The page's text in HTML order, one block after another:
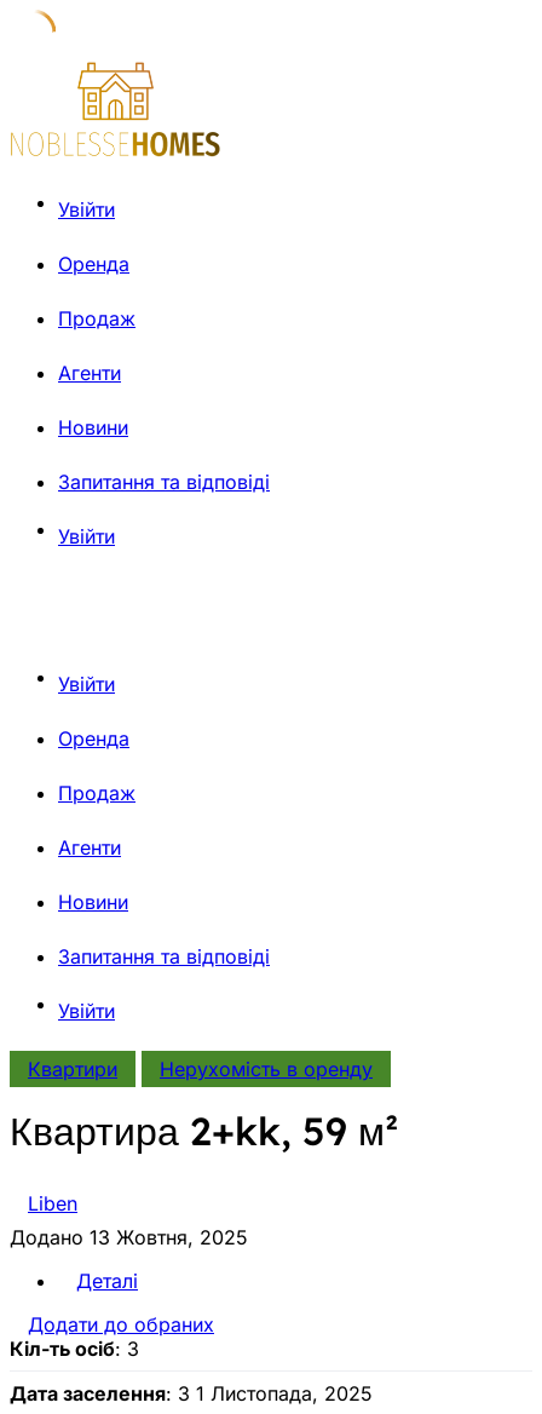
Увійти
Оренда
Продаж
Агенти
Новини
Запитання та відповіді
Увійти
Увійти
Оренда
Продаж
Агенти
Новини
Запитання та відповіді
Увійти
Квартири Нерухомiсть в оренду
Квартира 2+kk, 59 м²
Liben
Додано 13 Жовтня, 2025
Деталі
Додати до обраних
Кіл-ть осіб: 3
Дата заселення: З 1 Листопада, 2025